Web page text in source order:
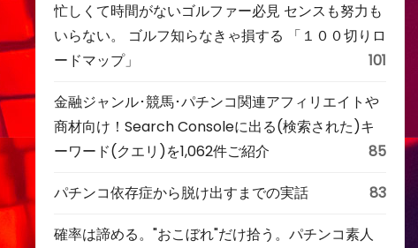
忙しくて時間がないゴルファー必見 センスも努力も
いらない。 ゴルフ知らなきゃ損する 「１００切りロ
ードマップ」
101
金融ジャンル･競馬･パチンコ関連アフィリエイトや
商材向け！Search Consoleに出る(検索された)キ
ーワード(クエリ)を1,062件ご紹介
85
パチンコ依存症から脱け出すまでの実話 83
確率は諦める。"おこぼれ"だけ拾う。パチンコ素人